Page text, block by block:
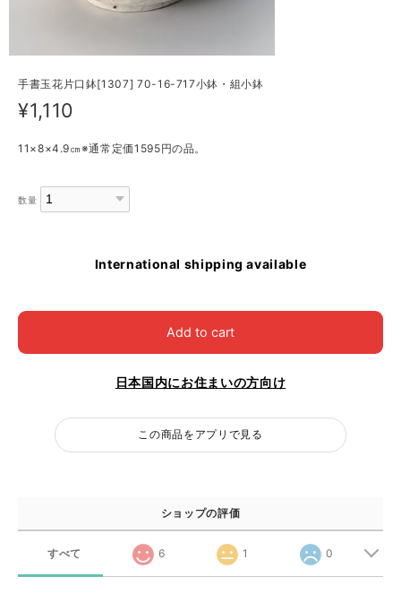
手書玉花片口鉢[1307] 70-16-717小鉢・組小鉢
¥1,110
11×8×4.9㎝※通常定価1595円の品。
数量
International shipping available
Add to cart
日本国内にお住まいの方向け
この商品をアプリで見る
ショップの評価
すべて 6 1 0